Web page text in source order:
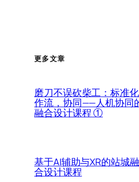
更多文章
磨刀不误砍柴工：标准
作流，协同——人机协同
融合设计课程 ①
基于AI辅助与XR的站城融
合设计课程